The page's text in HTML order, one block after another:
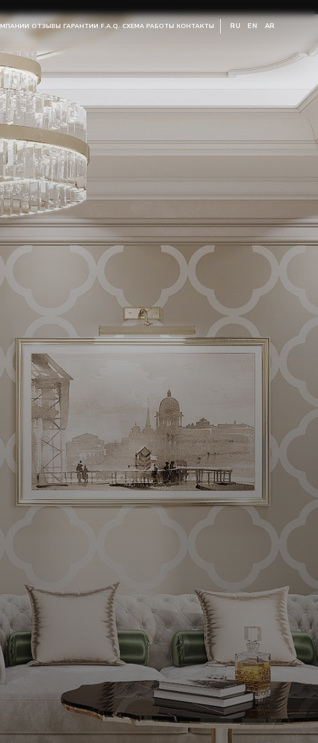
ОТЗЫВЫ ГАРАНТИИ F.A.Q. СХЕМА РАБОТЫ КОНТАКТЫ RU EN AR